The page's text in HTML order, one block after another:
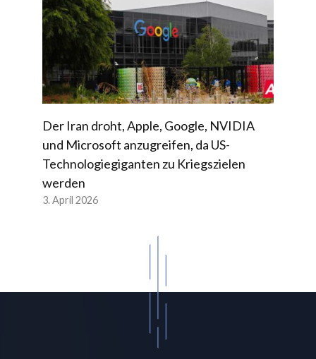
Der Iran droht, Apple, Google, NVIDIA
und Microsoft anzugreifen, da US-
Technologiegiganten zu Kriegszielen
werden
3. April 2026